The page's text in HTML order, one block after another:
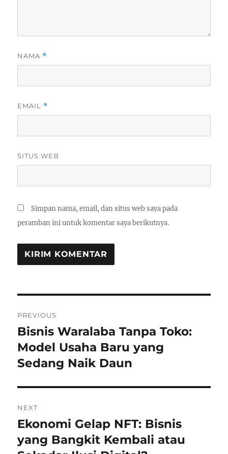
NAMA *
EMAIL *
SITUS WEB
Simpan nama, email, dan situs web saya pada
peramban ini untuk komentar saya berikutnya.
pos
PREVIOUS
Previous
post:
Bisnis Waralaba Tanpa Toko:
Model Usaha Baru yang
Sedang Naik Daun
NEXT
Next
post:
Ekonomi Gelap NFT: Bisnis
yang Bangkit Kembali atau